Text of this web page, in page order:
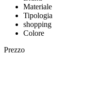
Materiale
Tipologia
shopping
Colore
Prezzo